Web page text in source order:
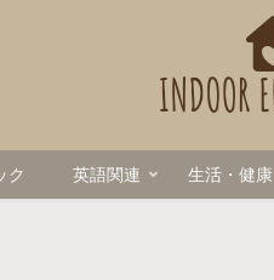
ク 英語関連 生活・健康